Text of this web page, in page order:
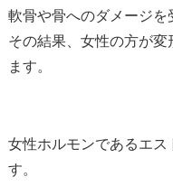
軟骨や骨へのダメージを
その結果、女性の方が変
ます。
女性ホルモンであるエ
す。